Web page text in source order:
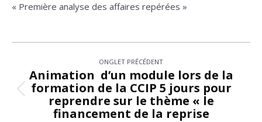
« Première analyse des affaires repérées »
de
commentaire
ONGLET PRÉCÉDENT
Onglet
précédent
Animation d’un module lors de la
formation de la CCIP 5 jours pour
reprendre sur le thème « le
financement de la reprise